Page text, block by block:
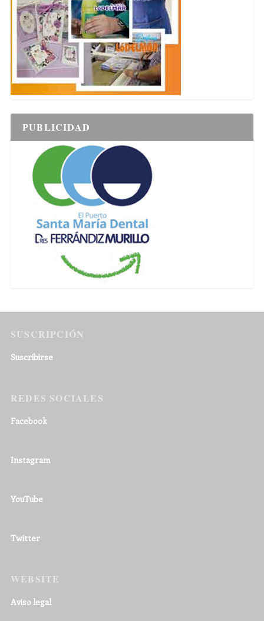
PUBLICIDAD
SUSCRIPCIÓN
Suscribirse
REDES SOCIALES
Facebook
Instagram
YouTube
Twitter
WEBSITE
Aviso legal